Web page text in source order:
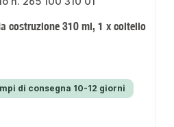
costruzione 310 ml, 1 x coltello
di consegna 10-12 giorni